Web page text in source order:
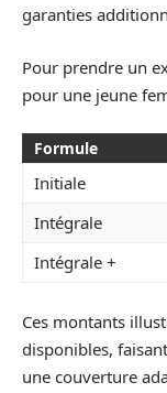
garanties
Pour prendre un
pour une jeune
Formule
Initiale
Intégrale
Intégrale +
Ces montants
disponibles,
une couverture